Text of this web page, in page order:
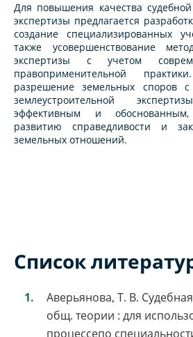
Для повышения качества судебной
экспертизы предлагается
создание специализированных
также усовершенствование
экспертизы с учетом
правоприменительной
разрешение земельных споров
землеустроительной
эффективным и обоснованным,
развитию справедливости и
земельных отношений.
Список
Аверьянова, Т. В.
общ. теории : для
процессепо